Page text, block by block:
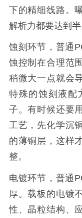
下的精细线路。
解析力都要达到半
蚀刻环节，普通
蚀控制在合理范
稍微大一点就会
特殊的蚀刻液配
子。有时候还要
工艺，先化学沉
的薄铜层，这样
整。
电镀环节，普通
厚。载板的电镀
性、晶粒结构、